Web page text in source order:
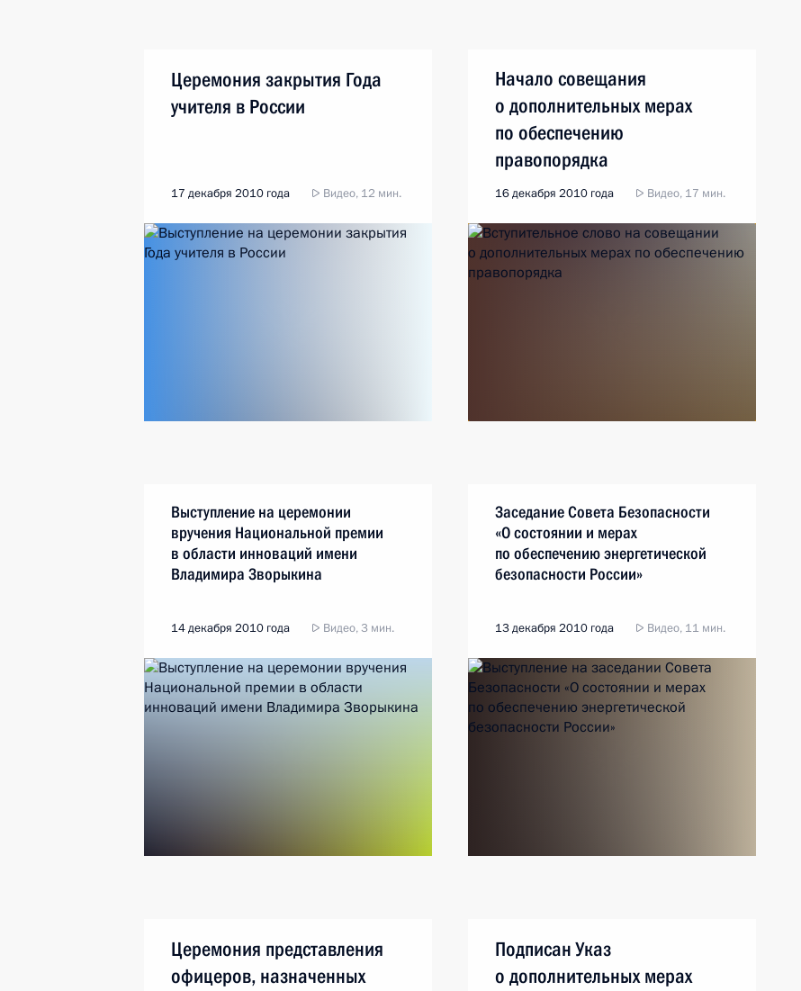
Церемония закрытия Года
учителя в России
17 декабря 2010 года Видео, 12 мин.
Начало совещания
о дополнительных мерах
по обеспечению
правопорядка
16 декабря 2010 года Видео, 17 мин.
Выступление на церемонии
вручения Национальной премии
в области инноваций имени
Владимира Зворыкина
14 декабря 2010 года Видео, 3 мин.
Заседание Совета Безопасности
«О состоянии и мерах
по обеспечению энергетической
безопасности России»
13 декабря 2010 года Видео, 11 мин.
Церемония представления
офицеров, назначенных
Подписан Указ
о дополнительных мерах